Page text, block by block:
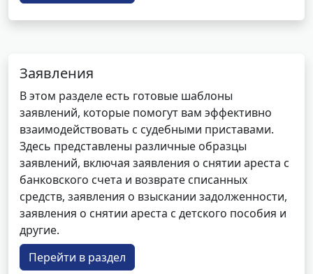
Заявления
В этом разделе есть готовые шаблоны
заявлений, которые помогут вам эффективно
взаимодействовать с судебными приставами.
Здесь представлены различные образцы
заявлений, включая заявления о снятии ареста с
банковского счета и возврате списанных
средств, заявления о взыскании задолженности,
заявления о снятии ареста с детского пособия и
другие.
Перейти в раздел